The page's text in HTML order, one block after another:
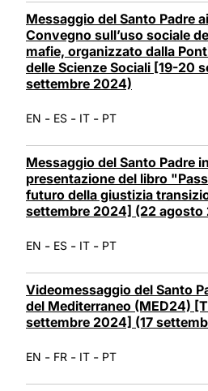
Messaggio del Santo Padre
Convegno sull’uso sociale
mafie, organizzato dalla
delle Scienze Sociali [19-20
settembre 2024)
EN - ES - IT - PT
Messaggio del Santo Padre
presentazione del libro
futuro della giustizia
settembre 2024] (22 agosto
EN - ES - IT - PT
Videomessaggio del Santo
del Mediterraneo (MED24)
settembre 2024] (17
EN - FR - IT - PT